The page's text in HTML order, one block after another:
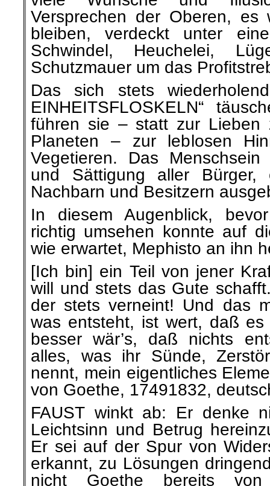
Versprechen der Oberen, es
bleiben, verdeckt unter
Schwindel, Heuchelei,
Schutzmauer um das
Das sich stets
EINHEITSFLOSKELN“
führen sie – statt zur Lieben
Planeten – zur leblosen
Vegetieren. Das
und Sättigung aller
Nachbarn und Besitzern
In diesem Augenblick,
richtig umsehen konnte auf
wie erwartet, Mephisto an ihn
[Ich bin] ein Teil von jener
will und stets das Gute
der stets verneint! Und das
was entsteht, ist wert, daß
besser wär’s, daß nichts
alles, was ihr Sünde,
nennt, mein eigentliches
von Goethe, 17491832,
FAUST winkt ab: Er denke
Leichtsinn und Betrug
Er sei auf der Spur von
erkannt, zu Lösungen
nicht Goethe bereits